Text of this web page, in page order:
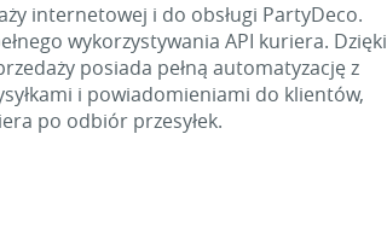
internetowej i do obsługi PartyDeco.
wykorzystywania API kuriera. Dzięki
posiada pełną automatyzację z
i powiadomieniami do klientów,
po odbiór przesyłek.